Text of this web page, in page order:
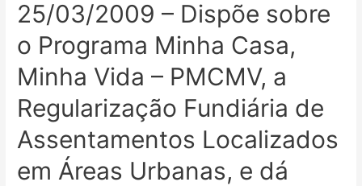
25/03/2009 – Dispõe sobre
o Programa Minha Casa,
Minha Vida – PMCMV, a
Regularização Fundiária de
Assentamentos Localizados
em Áreas Urbanas, e dá